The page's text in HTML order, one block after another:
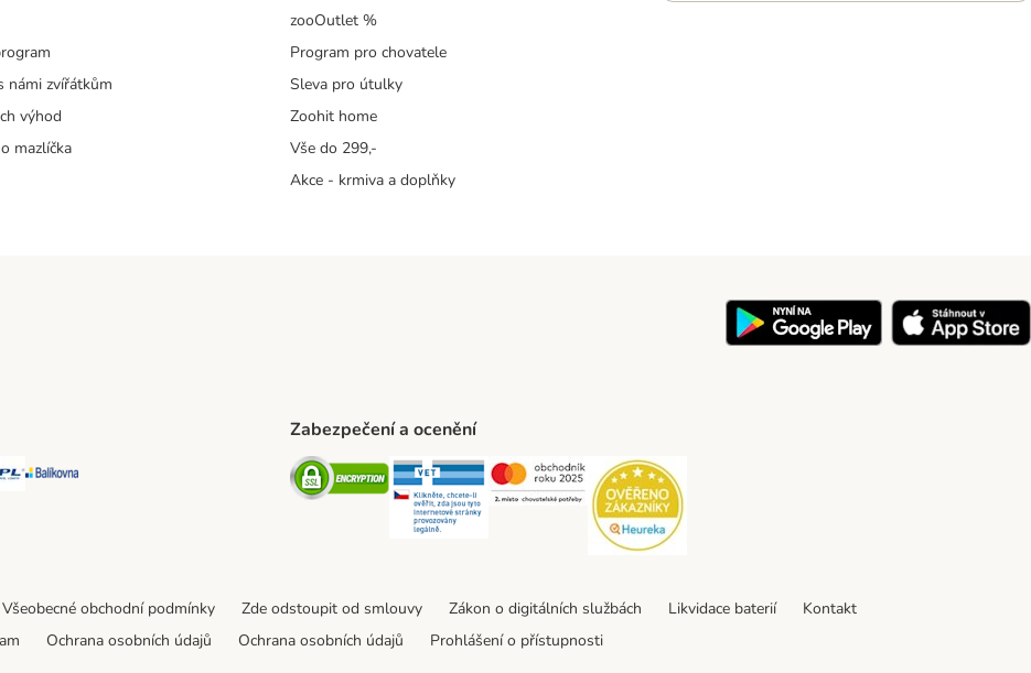
námi zvířátkům
výhod
mazlíčka
zooOutlet %
Program pro chovatele
Sleva pro útulky
Zoohit home
Vše do 299,-
Akce - krmiva a doplňky
pošta Shipping Method
PPL Shipping Method
Balíkovna Shipping Method
Zabezpečení a ocenění
Security Security Security
Všeobecné obchodní podmínky Zde odstoupit od smlouvy Zákon o digitálních službách Likvidace baterií
Kontakt
Ochrana osobních údajů Ochrana osobních údajů Prohlášení o přístupnosti